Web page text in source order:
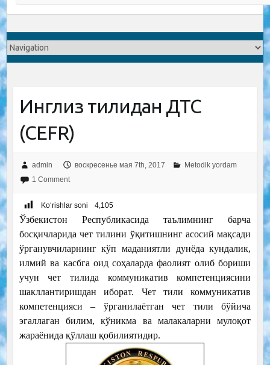
Инглиз тилидан ДТС
(CEFR)
admin воскресенье мая 7th, 2017
Metodik yordam
1 Comment
Ko‘rishlar soni 4,105
Ўзбекистон Республикасида таълимнинг барча
босқичларида чет тилини ўқитишнинг асосий мақсади
ўрганувчиларнинг кўп маданиятли дунёда кундалик,
илмий ва касбга оид соҳаларда фаолият олиб бориши
учун чет тилида коммуникатив компетенциясини
шакллантиришдан иборат. Чет тили коммуникатив
компетенцияси – ўрганилаётган чет тили бўйича
эгаллаган билим, кўникма ва малакаларни мулоқот
жараёнида қўллаш қобилиятидир.